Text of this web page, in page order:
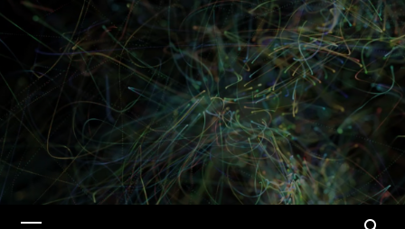
Skip
content